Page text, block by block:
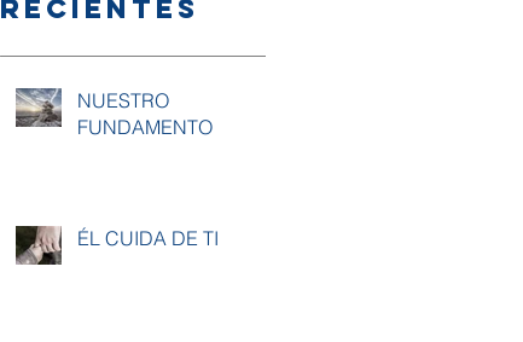
recientes
NUESTRO
FUNDAMENTO
ÉL CUIDA DE TI